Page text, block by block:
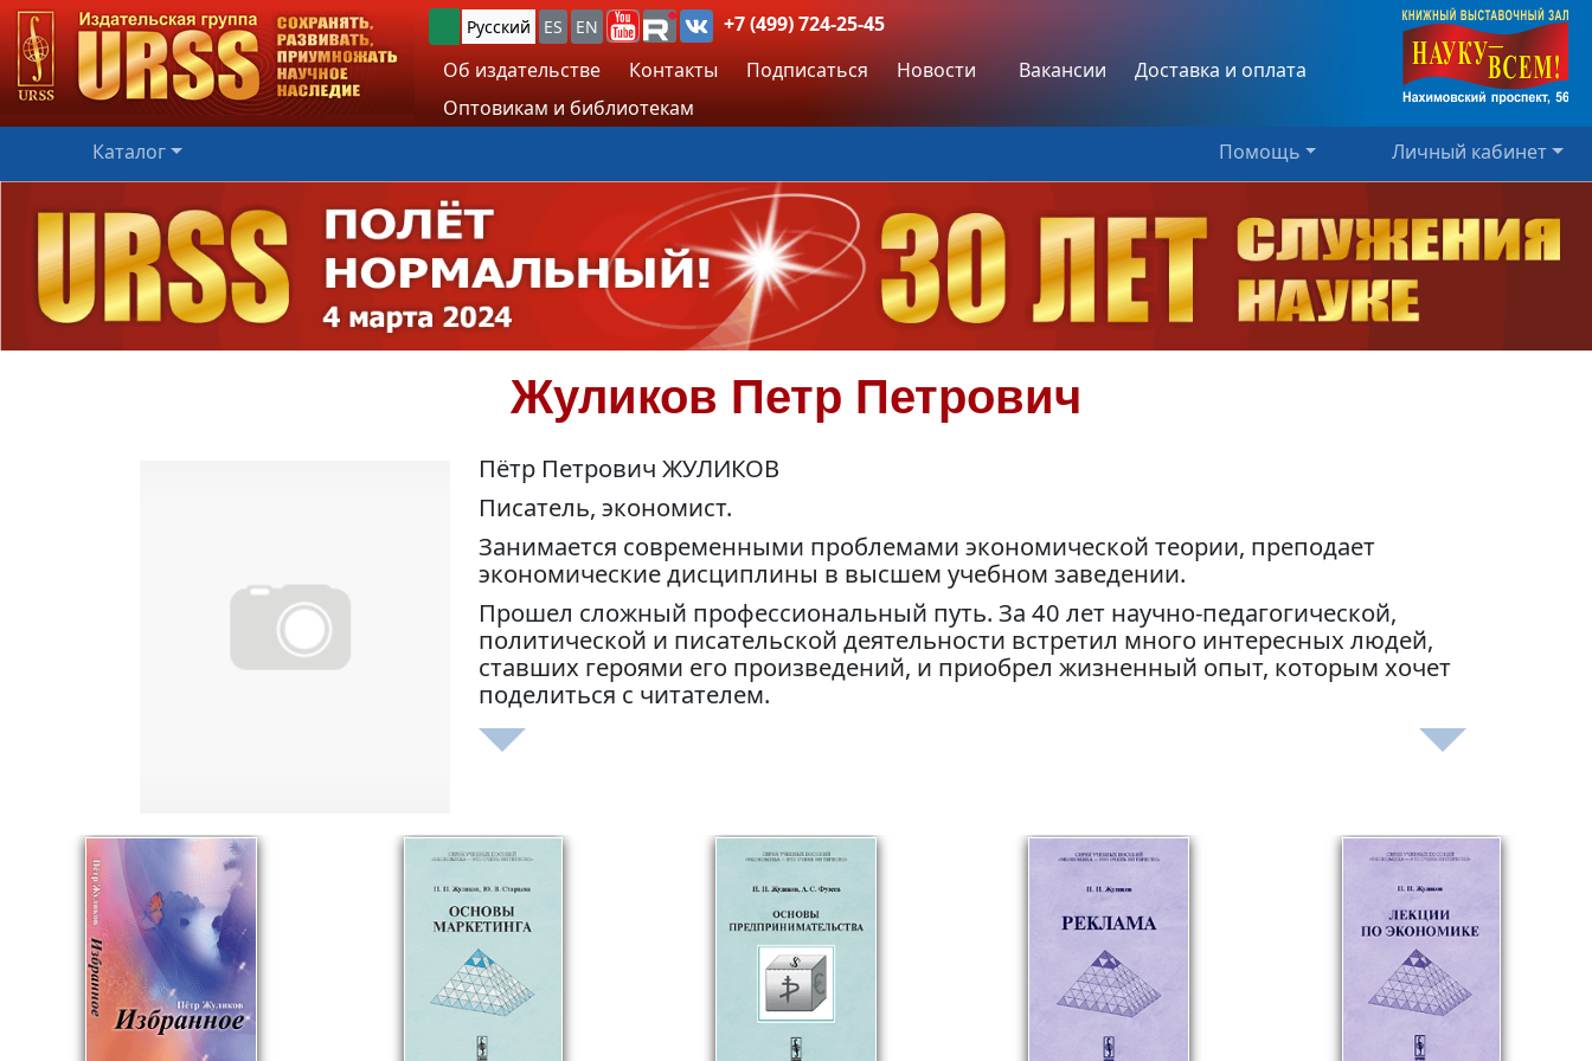
Русский ES EN
+7 (499) 724-25-45
Об издательстве
Контакты Подписаться Новости Вакансии
Доставка и оплата
Оптовикам и библиотекам
Каталог
Помощь Личный кабинет
Жуликов Петр Петрович
Пётр Петрович ЖУЛИКОВ
Писатель, экономист.
Занимается современными проблемами экономической теории, преподает
экономические дисциплины в высшем учебном заведении.
Прошел сложный профессиональный путь. За 40 лет научно-педагогической,
политической и писательской деятельности встретил много интересных людей,
ставших героями его произведений, и приобрел жизненный опыт, которым хочет
поделиться с читателем.